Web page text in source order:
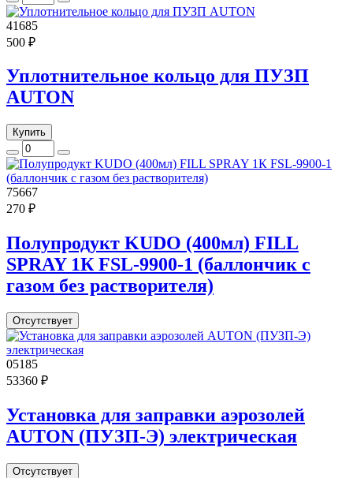
41685
500 ₽
Уплотнительное кольцо для ПУЗП
AUTON
Купить
75667
270 ₽
Полупродукт KUDO (400мл) FILL
SPRAY 1К FSL-9900-1 (баллончик с
газом без растворителя)
Отсутствует
05185
53360 ₽
Установка для заправки аэрозолей
AUTON (ПУЗП-Э) электрическая
Отсутствует